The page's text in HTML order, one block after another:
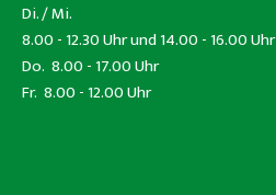
Di. / Mi.
8.00 - 12.30 Uhr und 14.00 - 16.00 Uhr
Do. 8.00 - 17.00 Uhr
Fr. 8.00 - 12.00 Uhr